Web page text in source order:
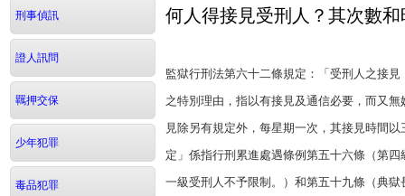
刑事偵訊
證人訊問
羈押交保
少年犯罪
毒品犯罪
何人得接見受刑人？其次數
監獄行刑法第六十二條規定：「受刑人之接
之特別理由，指以有接見及通信必要，而又
見除另有規定外，每星期一次，其接見時間
定」係指行刑累進處遇條例第五十六條（第
一級受刑人不予限制。）和第五十九條（典